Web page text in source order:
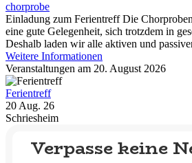
chorprobe
Einladung zum Ferientreff Die
eine gute Gelegenheit, sich trotzdem in
Deshalb laden wir alle aktiven und
Weitere Informationen
Veranstaltungen am 20. August 2026
Ferientreff
20 Aug. 26
Schriesheim
Verpasse keine